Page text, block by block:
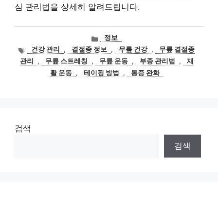
심 관리법을 상세히 알려드립니다.
카
테
고
리
정보
태
그
건강 관리 , 결절종 정보 , 무릎 건강 ,
무릎 결절종
관리
, 무릎 스트레칭 , 무릎 운동 , 부종 관리법 ,
재
활 운동 , 테이핑 방법 , 통증 완화
검색
검색